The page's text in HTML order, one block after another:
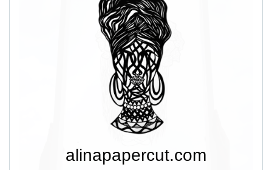
alinapapercut.com